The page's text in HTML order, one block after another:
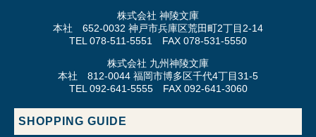
株式会社 神陵文庫
本社 652-0032 神戸市兵庫区荒田町2丁目2-14
TEL 078-511-5551 FAX 078-531-5550
株式会社 九州神陵文庫
本社 812-0044 福岡市博多区千代4丁目31-5
TEL 092-641-5555 FAX 092-641-3060
SHOPPING GUIDE